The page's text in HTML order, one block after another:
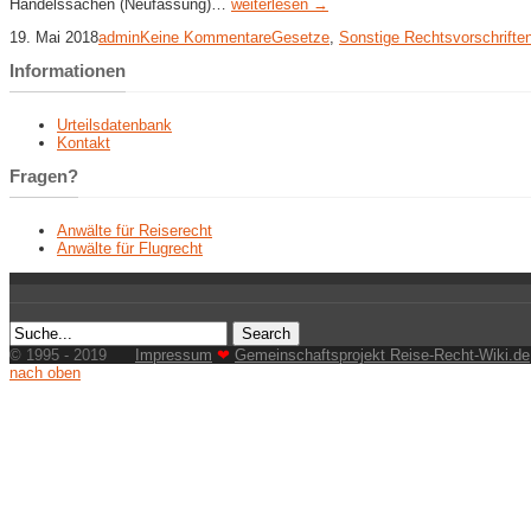
Handelssachen (Neufassung)… weiterlesen →
19. Mai 2018adminKeine KommentareGesetze, Sonstige
Informationen
Urteilsdatenbank
Kontakt
Fragen?
Anwälte für Reiserecht
Anwälte für Flugrecht
© 1995 - 2019 Impressum ❤ Gemeinschaftsprojekt Reise-Recht-Wiki.de
nach oben